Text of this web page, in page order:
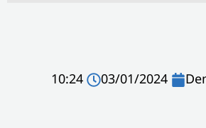
03/01/2024
10:24